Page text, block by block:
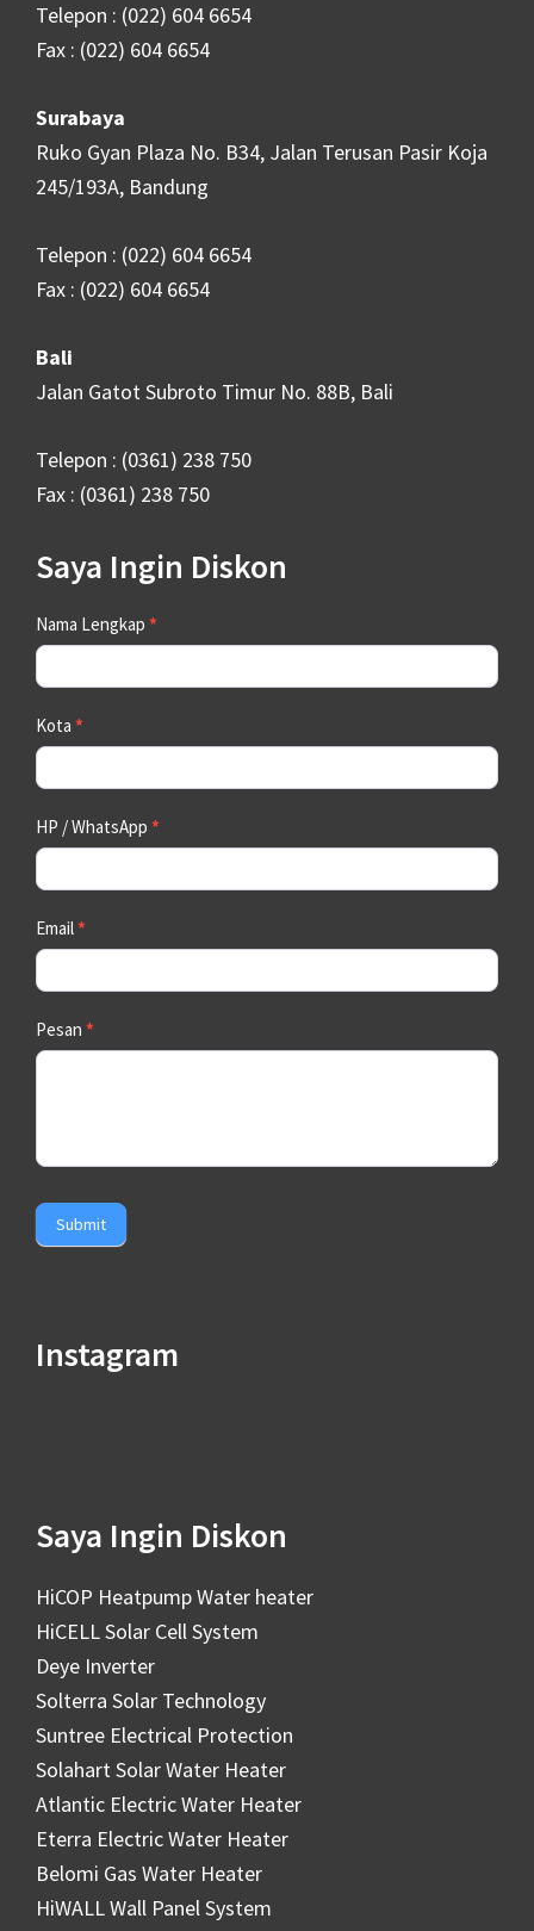
Telepon : (022) 604 6654
Fax : (022) 604 6654
Surabaya
Ruko Gyan Plaza No. B34, Jalan Terusan Pasir Koja
245/193A, Bandung
Telepon : (022) 604 6654
Fax : (022) 604 6654
Bali
Jalan Gatot Subroto Timur No. 88B, Bali
Telepon : (0361) 238 750
Fax : (0361) 238 750
Saya Ingin Diskon
Contact
Us
Nama Lengkap *
Kota *
HP / WhatsApp *
Email*
Pesan *
Submit
Instagram
Saya Ingin Diskon
HiCOP Heatpump Water heater
HiCELL Solar Cell System
Deye Inverter
Solterra Solar Technology
Suntree Electrical Protection
Solahart Solar Water Heater
Atlantic Electric Water Heater
Eterra Electric Water Heater
Belomi Gas Water Heater
HiWALL Wall Panel System